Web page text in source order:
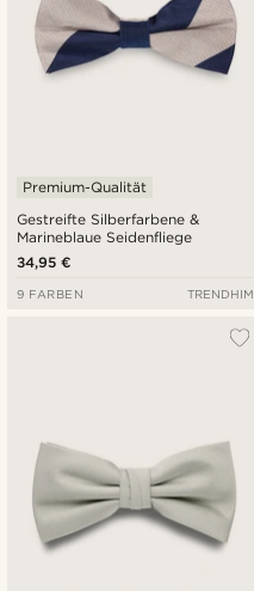
Gestreifte Silberfarbene &
Marineblaue Seidenfliege
Premium-Qualität
34,95 €
9 FARBEN TRENDHIM